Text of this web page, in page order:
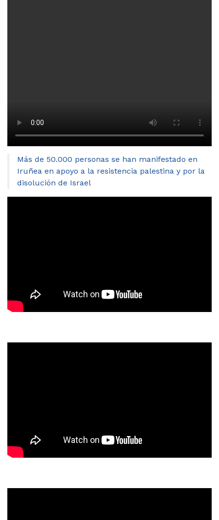
Más de 50.000 personas se han manifestado en
Iruñea en apoyo a la resistencia palestina y por la
disolución de Israel